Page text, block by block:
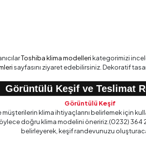
Toshiba klima modellerikategorimizi
sayfasını ziyaret edebilirsiniz. Dekoratif
Görüntülü Keşif ve Teslimat
Görüntülü Keşif
klima ihtiyaçlarını belirlemek için
doğru klima modelini öneririz.(0232) 364
belirleyerek, keşif randevunuzu